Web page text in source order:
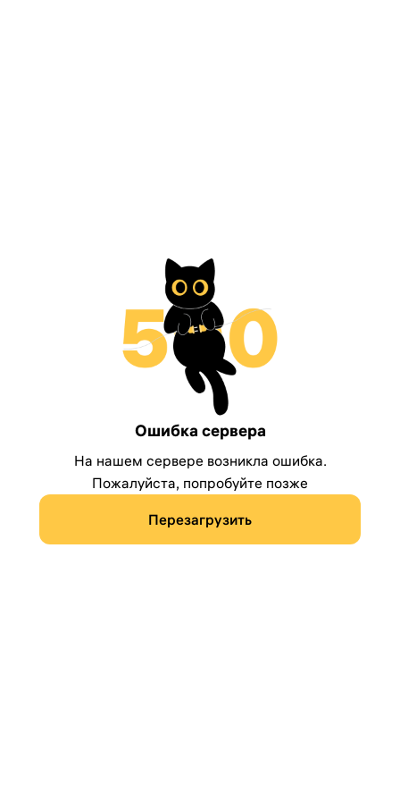
Ошибка сервера
На нашем сервере возникла ошибка.
Пожалуйста, попробуйте позже
Перезагрузить